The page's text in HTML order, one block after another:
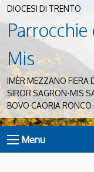
DIOCESI DI TRENTO
Mis
IMÈR MEZZANO FIERA
SIROR SAGRON-MIS
BOVO CAORIA RONCO
Menu